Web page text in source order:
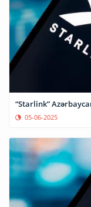
“Starlink”
05-06-2025